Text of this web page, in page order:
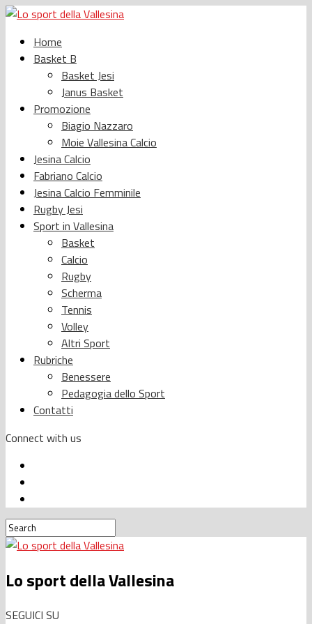
Home
Basket B
Basket Jesi
Janus Basket
Promozione
Biagio Nazzaro
Moie Vallesina Calcio
Jesina Calcio
Fabriano Calcio
Jesina Calcio Femminile
Rugby Jesi
Sport in Vallesina
Basket
Calcio
Rugby
Scherma
Tennis
Volley
Altri Sport
Rubriche
Benessere
Pedagogia dello Sport
Contatti
Connect with us
Lo sport della Vallesina
SEGUICI SU